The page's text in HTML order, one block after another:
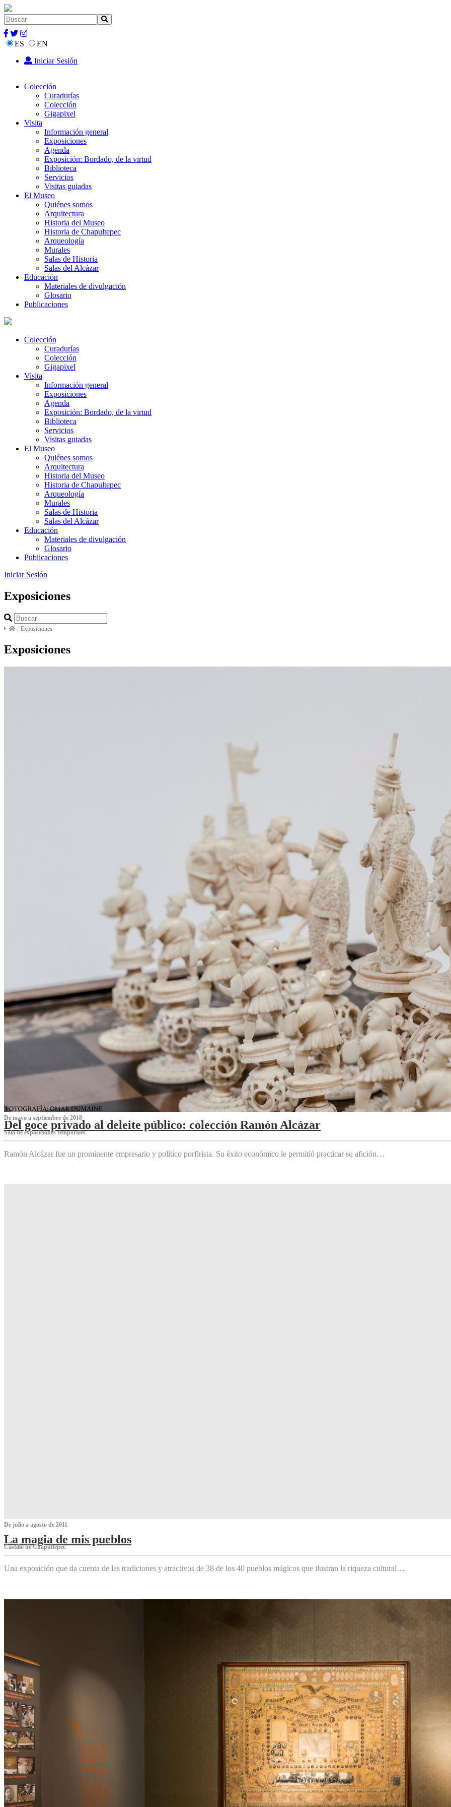
ES
EN
Iniciar Sesión
Colección
Curadurías
Colección
Gigapixel
Visita
Información general
Exposiciones
Agenda
Exposición: Bordado, de la virtud
Biblioteca
Servicios
Visitas guiadas
El Museo
Quiénes somos
Arquitectura
Historia del Museo
Historia de Chapultepec
Arqueología
Murales
Salas de Historia
Salas del Alcázar
Educación
Materiales de divulgación
Glosario
Publicaciones
Colección
Curadurías
Colección
Gigapixel
Visita
Información general
Exposiciones
Agenda
Exposición: Bordado, de la virtud
Biblioteca
Servicios
Visitas guiadas
El Museo
Quiénes somos
Arquitectura
Historia del Museo
Historia de Chapultepec
Arqueología
Murales
Salas de Historia
Salas del Alcázar
Educación
Materiales de divulgación
Glosario
Publicaciones
Iniciar Sesión
Exposiciones
/ Exposiciones
Exposiciones
De mayo a septiembre de 2018
Del goce privado al deleite público: colección Ramón Alcázar
Sala de exposiciones temporales
Ramón Alcázar fue un prominente empresario y político porfirista. Su éxito económico le permitió practicar su afición…
De julio a agosto de 2011
La magia de mis pueblos
Castillo de Chapultepec
Una exposición que da cuenta de las tradiciones y atractivos de 38 de los 40 pueblos mágicos que ilustran la riqueza cultural…